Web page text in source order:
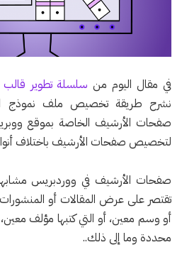
في مقال اليوم منسلسلة تطوير
نشرح طريقة تخصيص ملف نموذج
صفحات الأرشيف الخاصة بموقع
لتخصيص صفحات الأرشيف باختلاف
صفحات الأرشيف في ووردبريس
تقتصر على عرض المقالات أو
أو وسم معين، أو التي كتبها مؤلف
محددة وما إلى ذلك..